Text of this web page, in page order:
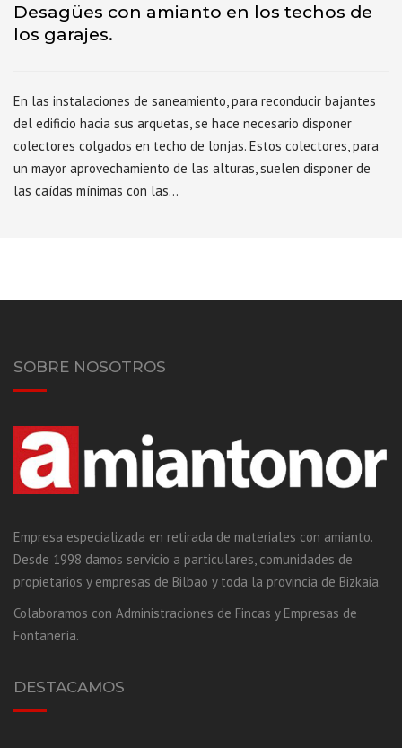
Desagües con amianto en los techos de
los garajes.
En las instalaciones de saneamiento, para reconducir bajantes
del edificio hacia sus arquetas, se hace necesario disponer
colectores colgados en techo de lonjas. Estos colectores, para
un mayor aprovechamiento de las alturas, suelen disponer de
las caídas mínimas con las…
SOBRE NOSOTROS
Empresa especializada en retirada de materiales con amianto.
Desde 1998 damos servicio a particulares, comunidades de
propietarios y empresas de Bilbao y toda la provincia de Bizkaia.
Colaboramos con Administraciones de Fincas y Empresas de
Fontanería.
DESTACAMOS